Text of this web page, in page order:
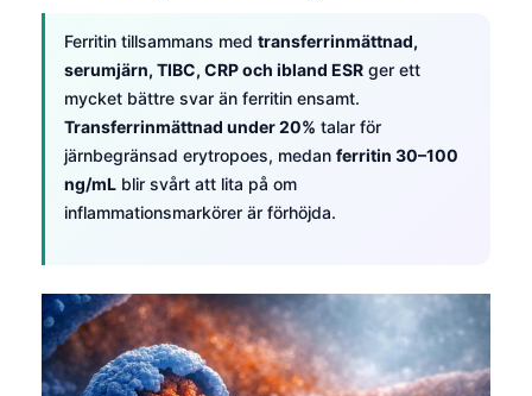
Ferritin tillsammans med transferrinmättnad,
serumjärn, TIBC, CRP och ibland ESR ger ett
mycket bättre svar än ferritin ensamt.
Transferrinmättnad under 20% talar för
järnbegränsad erytropoes, medan ferritin 30–100
ng/mL blir svårt att lita på om
inflammationsmarkörer är förhöjda.
Frysk
Ślōnskŏ gŏdka
Norsk bokmål